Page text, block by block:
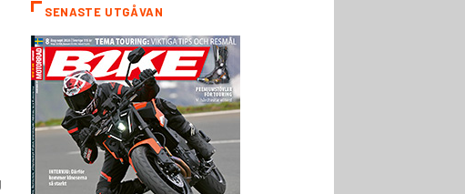
SENASTE UTGÅVAN